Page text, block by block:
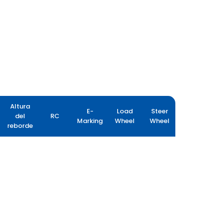
Altura
del
reborde
RC
E-
Marking
Load
Wheel
Steer
Wheel